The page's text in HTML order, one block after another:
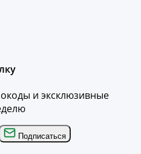
и эксклюзивные
Подписаться